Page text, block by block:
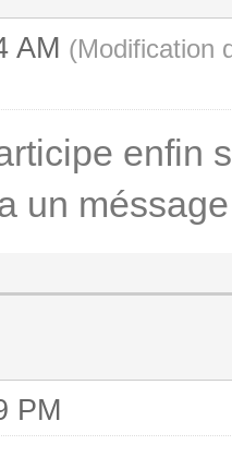
AM (Modification
enfin
un
PM